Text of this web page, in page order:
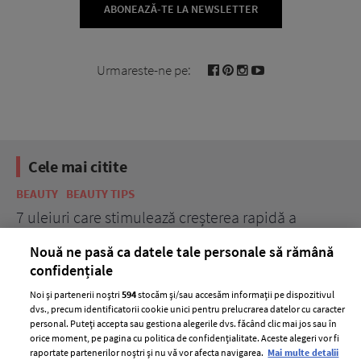
ABONEAZĂ-TE LA NEWSLETTER
Urmareste-ne pe:
Cele mai citite
BEAUTY BEAUTY TIPS
7 uleiuri care stimulează creșterea rapidă a
Nouă ne pasă ca datele tale personale să rămână
confidențiale
Noi și partenerii noștri594stocăm și/sau accesăm informații pe dispozitivul
dvs., precum identificatorii cookie unici pentru prelucrarea datelor cu caracter
personal. Puteți accepta sau gestiona alegerile dvs. făcând clic mai jos sau în
orice moment, pe pagina cu politica de confidențialitate. Aceste alegeri vor fi
raportate partenerilor noștri și nu vă vor afecta navigarea. Mai multe detalii